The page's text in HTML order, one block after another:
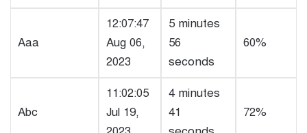
Aaa
12:07:47
Aug 06,
2023
5 minutes
56
seconds
60%
Abc
11:02:05
Jul 19,
4 minutes
41
72%